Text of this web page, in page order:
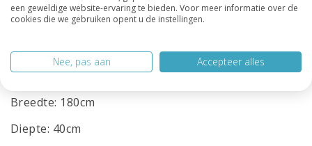
functionele opbergoplossing in huis die bijdraagt
aan een georganiseerde en moderne leefomgeving.
frisse, eigentijdse uitstraling!
Afmetingen:
Breedte: 180cm
Diepte: 40cm
een geweldige website-ervaring te bieden. Voor meer informatie over de
cookies die we gebruiken opent u de instellingen.
Nee, pas aan Accepteer alles